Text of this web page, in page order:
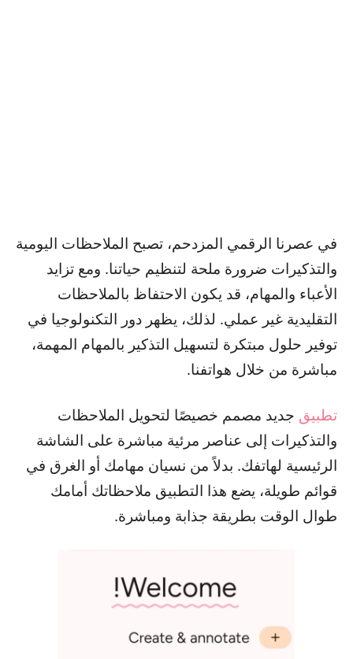
في عصرنا الرقمي المزدحم، تصبح الملاحظات اليومية
والتذكيرات ضرورة ملحة لتنظيم حياتنا. ومع تزايد
الأعباء والمهام، قد يكون الاحتفاظ بالملاحظات
التقليدية غير عملي. لذلك، يظهر دور التكنولوجيا في
توفير حلول مبتكرة لتسهيل التذكير بالمهام المهمة،
مباشرة من خلال هواتفنا.
تطبيق جديد مصمم خصيصًا لتحويل الملاحظات
والتذكيرات إلى عناصر مرئية مباشرة على الشاشة
الرئيسية لهاتفك. بدلاً من نسيان مهامك أو الغرق في
قوائم طويلة، يضع هذا التطبيق ملاحظاتك أمامك
طوال الوقت بطريقة جذابة ومباشرة.